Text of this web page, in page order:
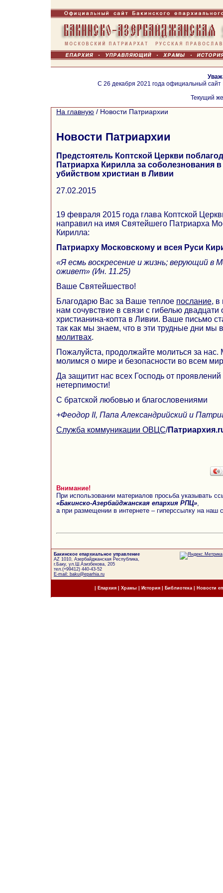
С 26 декабря 2021 года официальный
Текущий
На главную / Новости Патриархии
Новости Патриархии
Предстоятель Коптской Церкви
Патриарха Кирилла за соболезнования
убийством христиан в Ливии
27.02.2015
19 февраля 2015 года глава Коптской
направил на имя Святейшего Патриарха
Кирилла:
Патриарху Московскому и всея Руси
«Я есмь воскресение и жизнь; верующий в
оживет» (Ин. 11.25)
Ваше Святейшество!
Благодарю Вас за Ваше теплое послание, в
нам сочувствие в связи с гибелью двадцати
христианина-копта в Ливии. Ваше письмо
так как мы знаем, что в эти трудные дни
молитвах.
Пожалуйста, продолжайте молиться за
молимся о мире и безопасности во всем
Да защитит нас всех Господь от
нетерпимости!
С братской любовью и благословениями
+Феодор II, Папа Александрийский и
Служба коммуникации ОВЦС/
Внимание!
При использовании материалов просьба указывать
«Бакинско-Азербайджанская епархия РПЦ»
а при размещении в интернете – гиперссылку на наш
Бакинское епархиальное управление
AZ 1010, Азербайджанская Республика,
г.Баку, ул.Ш.Азизбекова, 205
тел.(+99412) 440-43-52
E-mail: baku@eparhia.ru
Епархия| Храмы История| Библиотека Новости